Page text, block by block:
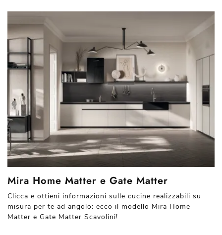
Mira Home Matter e Gate Matter
Clicca e ottieni informazioni sulle cucine realizzabili su
misura per te ad angolo: ecco il modello Mira Home
Matter e Gate Matter Scavolini!